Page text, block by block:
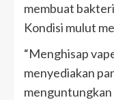
membuat
Kondisi mulut
“Menghisap
menyediakan
menguntungkan